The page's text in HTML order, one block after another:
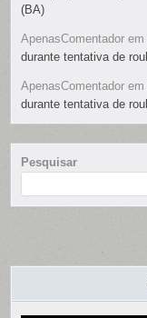
(BA)
ApenasComentador em
durante tentativa de
ApenasComentador em
durante tentativa de
Pesquisar